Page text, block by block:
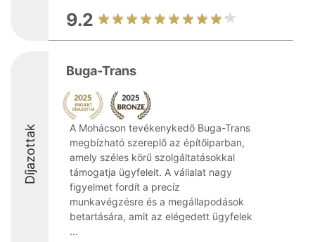
9.2
Díjazottak
Buga-Trans
A Mohácson tevékenykedő Buga-Trans
megbízható szereplő az építőiparban,
amely széles körű szolgáltatásokkal
támogatja ügyfeleit. A vállalat nagy
figyelmet fordít a precíz
munkavégzésre és a megállapodások
betartására, amit az elégedett ügyfelek
...